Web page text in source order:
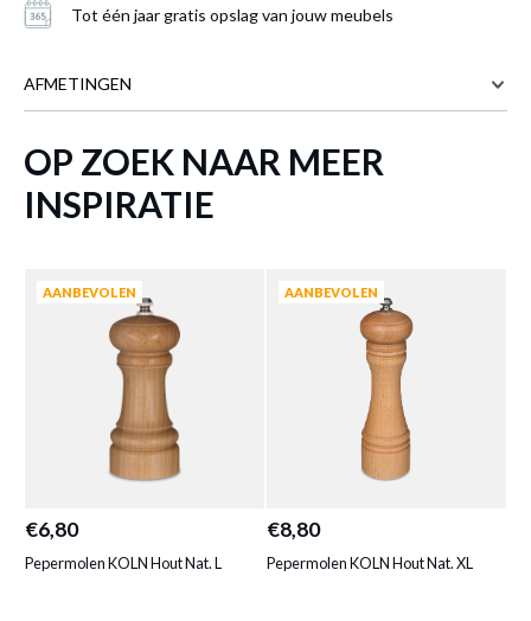
Tot één jaar gratis opslag van jouw meubels
AFMETINGEN
BREEDTE 7 cm
HOOGTE
OP ZOEK NAAR MEER
INSPIRATIE
AANBEVOLEN
€6,80
Pepermolen KOLN Hout Nat. L
AANBEVOLEN
€8,80
Pepermolen KOLN Hout Nat. XL
toegevoegd aan je winkelmandje
BADBORSTEL SHROB HOUT NAT.
€ 2,95